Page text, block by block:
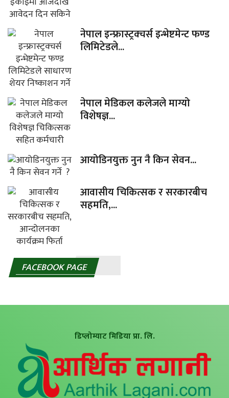
नेपाल इन्फ्रास्ट्रक्चर्स इन्भेष्टमेन्ट फण्ड
लिमिटेडले...
नेपाल मेडिकल कलेजले माग्यो
विशेषज्ञ...
आयोडिनयुक्त नुन नै किन सेवन...
आवासीय चिकित्सक र सरकारबीच
सहमति,...
FACEBOOK PAGE
डिप्लोम्याट मिडिया प्रा. लि.